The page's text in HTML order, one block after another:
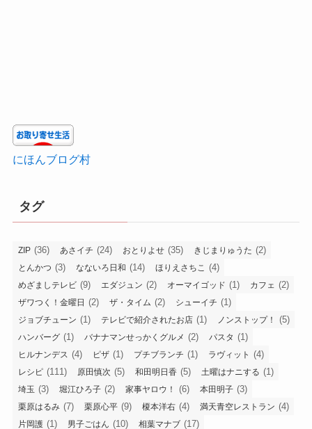
にほんブログ村
タグ
ZIP (36) あさイチ (24) おとりよせ (35) きじまりゅうた (2)
とんかつ (3) なないろ日和 (14) ほりえさちこ (4)
めざましテレビ (9) エダジュン (2) オーマイゴッド (1) カフェ (2)
ザワつく！金曜日 (2) ザ・タイム (2) シューイチ (1)
ジョブチューン (1) テレビで紹介されたお店 (1) ノンストップ！ (5)
ハンバーグ (1) バナナマンせっかくグルメ (2) パスタ (1)
ヒルナンデス (4) ピザ (1) プチブランチ (1) ラヴィット (4)
レシピ (111) 原田慎次 (5) 和田明日香 (5) 土曜はナニする (1)
埼玉 (3) 堀江ひろ子 (2) 家事ヤロウ！ (6) 本田明子 (3)
栗原はるみ (7) 栗原心平 (9) 榎本洋右 (4) 満天青空レストラン (4)
片岡護 (1) 男子ごはん (10) 相葉マナブ (17)